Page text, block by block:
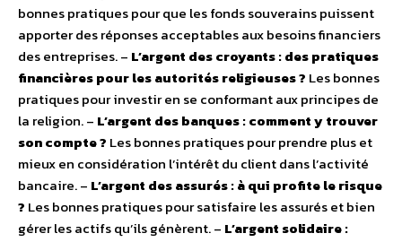
bonnes pratiques pour que les fonds souverains puissent
apporter des réponses acceptables aux besoins financiers
des entreprises. – L’argent des croyants : des pratiques
financières pour les autorités religieuses ? Les bonnes
pratiques pour investir en se conformant aux principes de
la religion. – L’argent des banques : comment y trouver
son compte ? Les bonnes pratiques pour prendre plus et
mieux en considération l’intérêt du client dans l’activité
bancaire. – L’argent des assurés : à qui profite le risque
? Les bonnes pratiques pour satisfaire les assurés et bien
gérer les actifs qu’ils génèrent. – L’argent solidaire :